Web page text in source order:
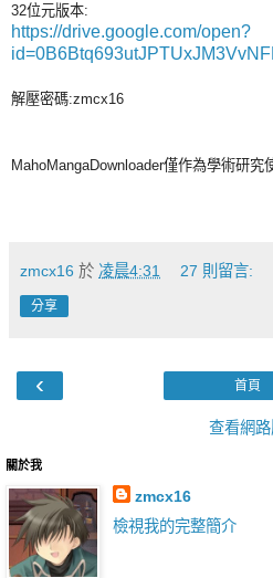
32位元版本:
https://drive.google.com/open?
解壓密碼:zmcx16
MahoMangaDownloader僅作為學術研究
zmcx16 於 凌晨4:31 27 則留言:
分享
‹ 首頁
查看網
關於我
zmcx16
檢視我的完整簡介